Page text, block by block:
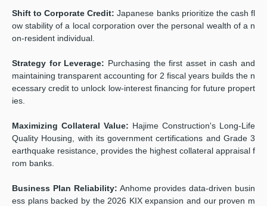
Shift to Corporate Credit: Japanese banks prioritize the cash fl
ow stability of a local corporation over the personal wealth of a n
on-resident individual.
Strategy for Leverage: Purchasing the first asset in cash and
maintaining transparent accounting for 2 fiscal years builds the n
ecessary credit to unlock low-interest financing for future propert
ies.
Maximizing Collateral Value: Hajime Construction's Long-Life
Quality Housing, with its government certifications and Grade 3
earthquake resistance, provides the highest collateral appraisal f
rom banks.
Business Plan Reliability: Anhome provides data-driven busin
ess plans backed by the 2026 KIX expansion and our proven m